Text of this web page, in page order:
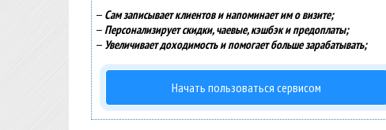
— Сам записывает клиентов и напоминает им о визите;
— Персонализирует скидки, чаевые, кэшбэк и предоплаты;
— Увеличивает доходимость и помогает больше зарабатывать;
Начать пользоваться сервисом